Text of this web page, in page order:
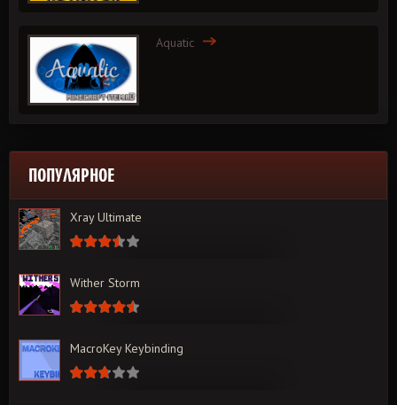
Aquatic
ПОПУЛЯРНОЕ
Xray Ultimate
Wither Storm
MacroKey Keybinding